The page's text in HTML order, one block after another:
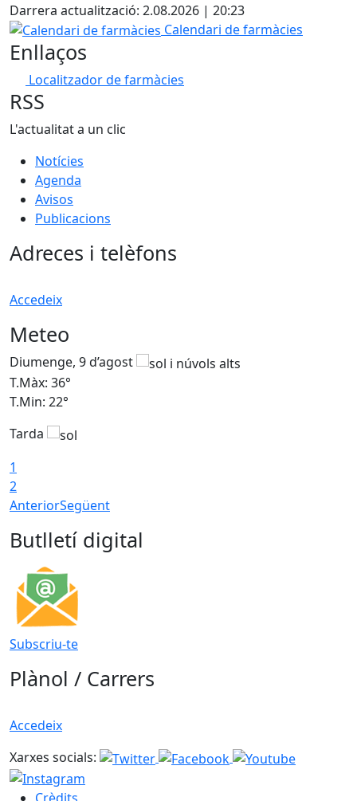
Darrera actualització: 2.08.2026 | 20:23
Calendari de farmàcies
Calendari de farmàcies
Enllaços
Localitzador de farmàcies
RSS
L'actualitat a un clic
Notícies
Agenda
Avisos
Publicacions
Adreces i telèfons
Accedeix
Meteo
Diumenge, 9 d’agost
T.Màx: 36°
T.Min: 22°
Tarda
1
2
AnteriorSegüent
Butlletí digital
Subscriu-te
Plànol / Carrers
Accedeix
Xarxes socials: